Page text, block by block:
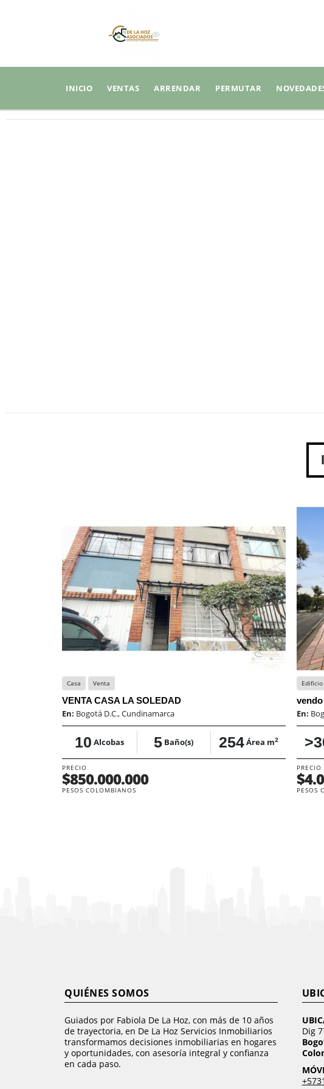
INICIO VENTAS ARRENDAR PERMUTAR
Casa Venta
VENTA CASA LA SOLEDAD
En: Bogotá D.C., Cundinamarca
10 Alcobas 5 Baño(s) 254Área m2
PRECIO
$850.000.000
PESOS COLOMBIANOS
Edificio
En:
PRECIO
PESOS
QUIÉNES SOMOS
Guiados por Fabiola De La Hoz, con más de 10 años
de trayectoria, en De La Hoz Servicios Inmobiliarios
transformamos decisiones inmobiliarias en hogares
y oportunidades, con asesoría integral y confianza
en cada paso.
Dig